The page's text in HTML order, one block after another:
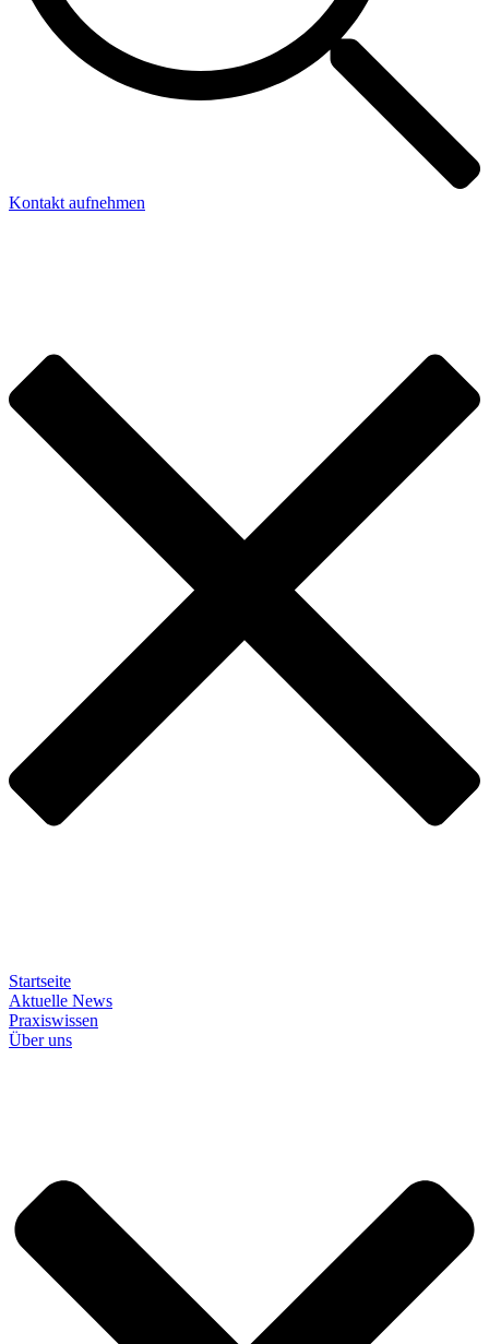
Kontakt aufnehmen
Startseite
Aktuelle News
Praxiswissen
Über uns